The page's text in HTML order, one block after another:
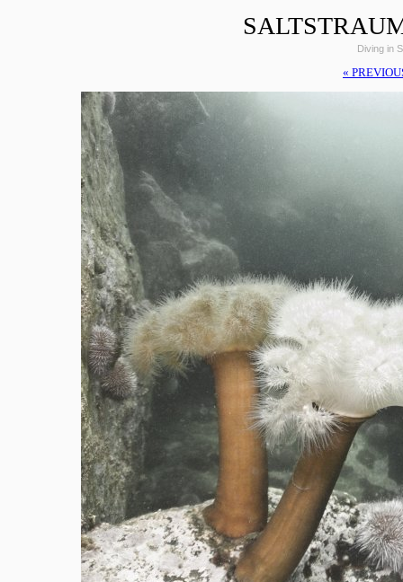
Diving in
«